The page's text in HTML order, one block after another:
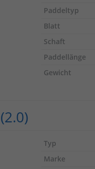
Paddeltyp
Blatt
Schaft
Paddellänge
Gewicht
Typ
Marke